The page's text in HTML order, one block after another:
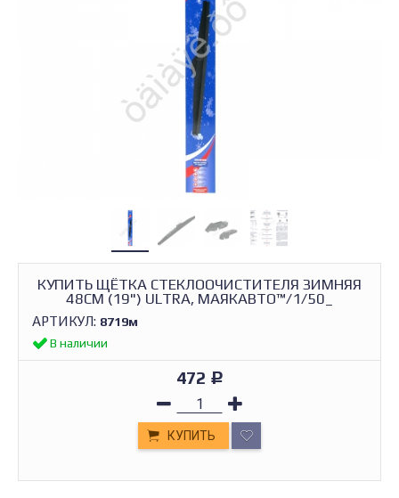
КУПИТЬ ЩЁТКА СТЕКЛООЧИСТИТЕЛЯ ЗИМНЯЯ
48СМ (19") ULTRA, МАЯКАВТО™/1/50_
АРТИКУЛ: 8719м
В наличии
472 Р
КУПИТЬ